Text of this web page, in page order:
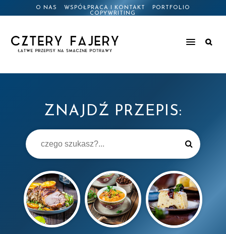
O NAS WSPÓŁPRACA I KONTAKT
PORTFOLIO
COPYWRITING
ZNAJDŹ PRZEPIS: